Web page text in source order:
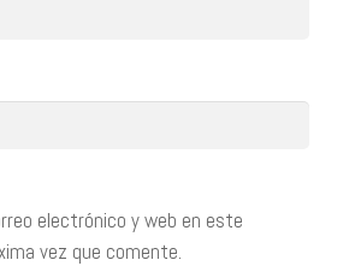
electrónico y web en este
vez que comente.